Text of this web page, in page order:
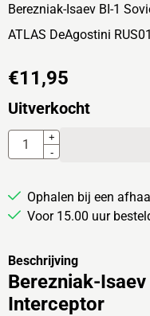
Berezniak-Isaev BI-1
ATLAS DeAgostini
€11,95
Uitverkocht
Aantal
+
-
Ophalen bij een
Voor 15.00 uur
Beschrijving
Berezniak-
Interceptor